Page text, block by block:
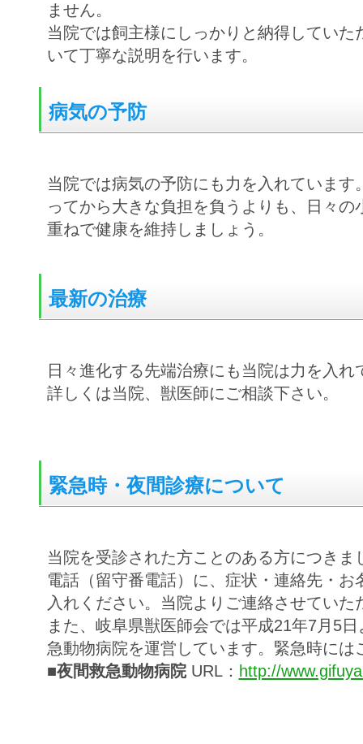
ません。
当院では飼主様にしっかりと納得していた
いて丁寧な説明を行います。
病気の予防
当院では病気の予防にも力を入れています
ってから大きな負担を負うよりも、日々の
重ねで健康を維持しましょう。
最新の治療
日々進化する先端治療にも当院は力を入れ
詳しくは当院、獣医師にご相談下さい。
緊急時・夜間診療について
当院を受診された方ことのある方につきま
電話（留守番電話）に、症状・連絡先・お
入れください。当院よりご連絡させていた
また、岐阜県獣医師会では平成21年7月5
急動物病院を運営しています。緊急時には
■夜間救急動物病院URL： http://